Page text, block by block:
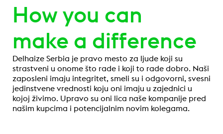
How you can
make a difference
Delhaize Serbia je pravo mesto za ljude koji su
strastveni u onome što rade i koji to rade dobro. Naši
zaposleni imaju integritet, smeli su i odgovorni, svesni
jedinstvene vrednosti koju oni imaju u zajednici u
kojoj živimo. Upravo su oni lica naše kompanije pred
našim kupcima i potencijalnim novim kolegama.